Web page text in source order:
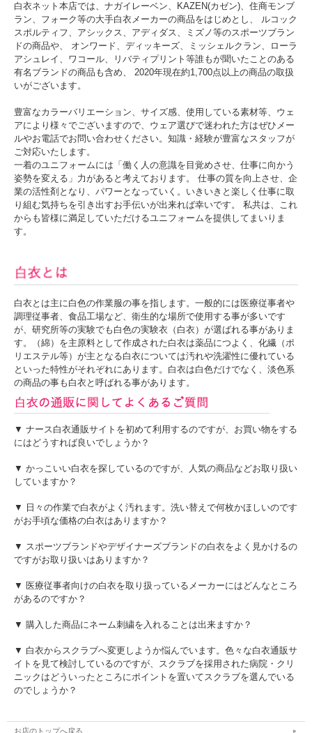
白衣ネット本店では、ナガイレーベン、KAZEN(カゼン)、住商モンブ
ラン、フォーク等の大手白衣メーカーの商品をはじめとし、 ルコック
スポルティフ、アシックス、アディダス、ミズノ等のスポーツブラン
ドの商品や、 オンワード、ディッキーズ、ミッシェルクラン、ローラ
アシュレイ、ワコール、リバティプリント等誰もが聞いたことのある
有名ブランドの商品も含め、 2020年現在約1,700点以上の商品の取扱
いがございます。
豊富なカラーバリエーション、サイズ感、使用している素材等、ウェ
アにより様々でございますので、ウェア選びで迷われた方はぜひメー
ルやお電話でお問い合わせください。知識・経験が豊富なスタッフが
ご対応いたします。
一着のユニフォームには「働く人の意識を目覚めさせ、仕事に向かう
姿勢を変える」力があると考えております。 仕事の質を向上させ、企
業の活性剤となり、パワーとなっていく。いきいきと楽しく仕事に取
り組む気持ちを引き出すお手伝いが出来れば幸いです。 私共は、これ
からも皆様に満足していただけるユニフォームを提供してまいりま
す。
白衣とは主に白色の作業服の事を指します。一般的には医療従事者や
調理従事者、食品工場など、衛生的な場所で使用する事が多いです
が、研究所等の実験でも白色の実験衣（白衣）が選ばれる事がありま
す。（綿）を主原料として作成された白衣は薬品につよく、化繊（ポ
リエステル等）が主となる白衣については汚れや洗濯性に優れている
といった特性がそれぞれにあります。白衣は白色だけでなく、淡色系
の商品の事も白衣と呼ばれる事があります。
▼ ナース白衣通販サイトを初めて利用するのですが、お買い物をする
にはどうすれば良いでしょうか？
▼ かっこいい白衣を探しているのですが、人気の商品などお取り扱い
していますか？
▼ 日々の作業で白衣がよく汚れます。洗い替えで何枚かほしいのです
がお手頃な価格の白衣はありますか？
▼ スポーツブランドやデザイナーズブランドの白衣をよく見かけるの
ですがお取り扱いはありますか？
▼ 医療従事者向けの白衣を取り扱っているメーカーにはどんなところ
があるのですか？
▼ 購入した商品にネーム刺繍を入れることは出来ますか？
▼ 白衣からスクラブへ変更しようか悩んでいます。色々な白衣通販サ
イトを見て検討しているのですが、スクラブを採用された病院・クリ
ニックはどういったところにポイントを置いてスクラブを選んでいる
のでしょうか？
お店のトップへ戻る